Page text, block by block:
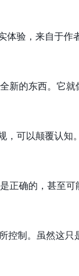
验，来自于
的东西。它
可以颠覆认
正确的，甚至
制。虽然这